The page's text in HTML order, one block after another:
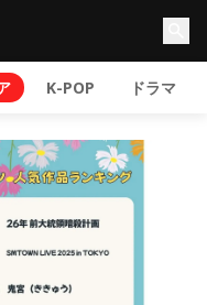
K-POP ドラマ